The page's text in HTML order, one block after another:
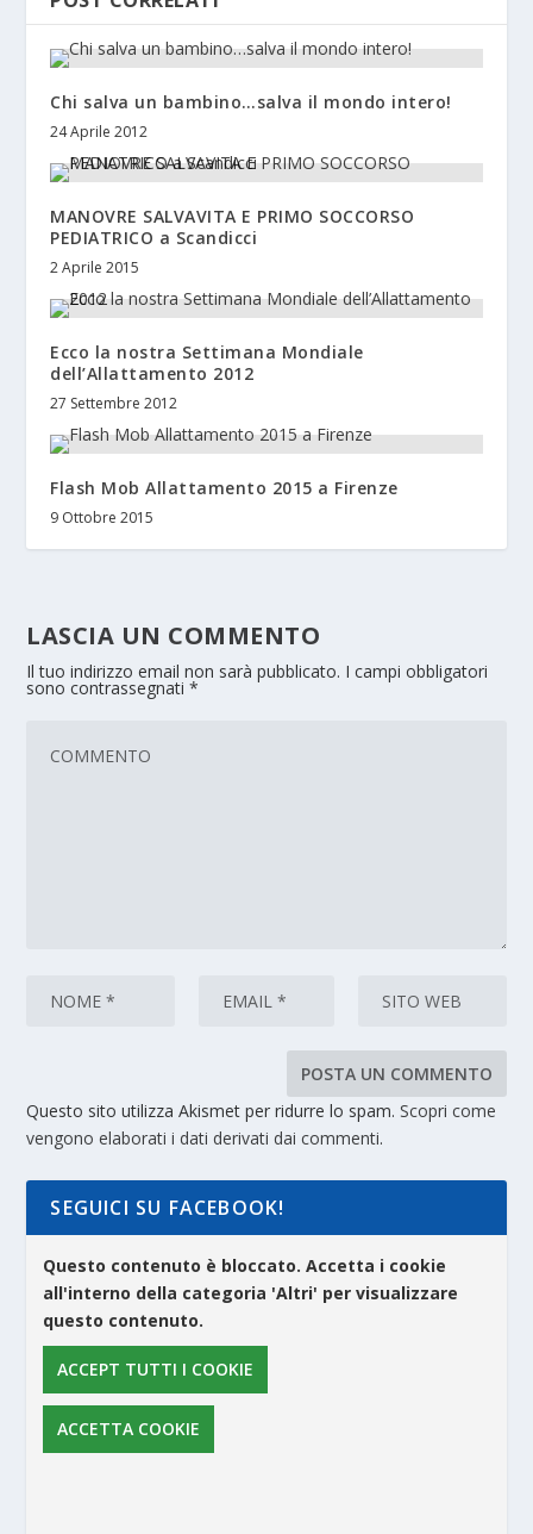
Chi salva un bambino…salva il mondo intero!
24 Aprile 2012
MANOVRE SALVAVITA E PRIMO SOCCORSO
PEDIATRICO a Scandicci
2 Aprile 2015
Ecco la nostra Settimana Mondiale
dell’Allattamento 2012
27 Settembre 2012
Flash Mob Allattamento 2015 a Firenze
9 Ottobre 2015
LASCIA UN COMMENTO
Il tuo indirizzo email non sarà pubblicato. I campi obbligatori
sono contrassegnati*
Questo sito utilizza Akismet per ridurre lo spam.Scopri come
vengono elaborati i dati derivati dai commenti.
SEGUICI SU FACEBOOK!
Questo contenuto è bloccato. Accetta i cookie
all'interno della categoria 'Altri' per visualizzare
questo contenuto.
ACCEPT TUTTI I COOKIE
ACCETTA COOKIE